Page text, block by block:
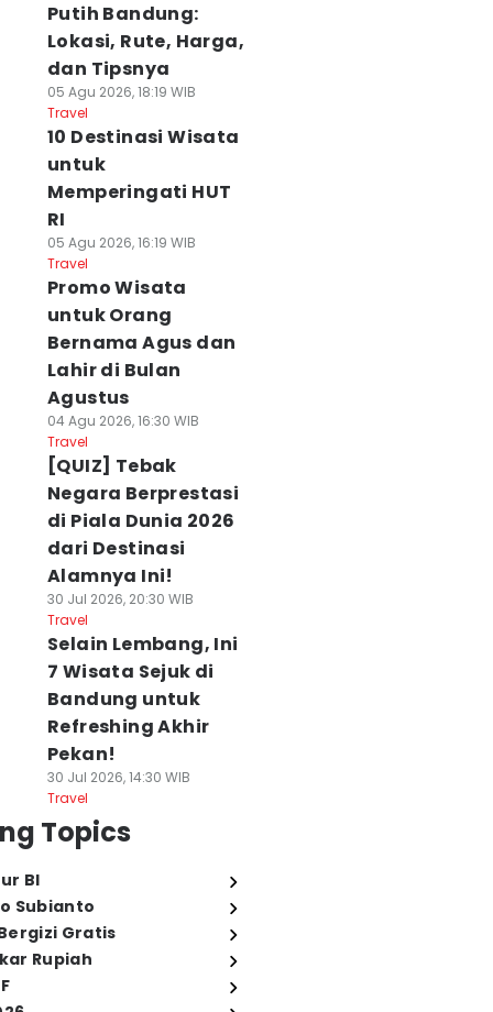
Putih Bandung:
Lokasi, Rute, Harga,
dan Tipsnya
05 Agu 2026, 18:19 WIB
Travel
10 Destinasi Wisata
untuk
Memperingati HUT
RI
05 Agu 2026, 16:19 WIB
Travel
Promo Wisata
untuk Orang
Bernama Agus dan
Lahir di Bulan
Agustus
04 Agu 2026, 16:30 WIB
Travel
[QUIZ] Tebak
Negara Berprestasi
di Piala Dunia 2026
dari Destinasi
Alamnya Ini!
30 Jul 2026, 20:30 WIB
Travel
Selain Lembang, Ini
7 Wisata Sejuk di
Bandung untuk
Refreshing Akhir
Pekan!
30 Jul 2026, 14:30 WIB
Travel
Topics
BI
Subianto
Gratis
Rupiah